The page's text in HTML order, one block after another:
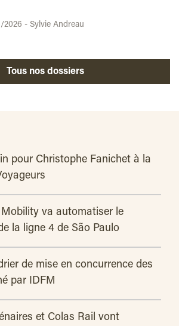
- Sylvie Andreau
Tous nos dossiers
pour Christophe Fanichet à la
Mobility va automatiser le
la ligne 4 de São Paulo
de mise en concurrence des
par IDFM
et Colas Rail vont